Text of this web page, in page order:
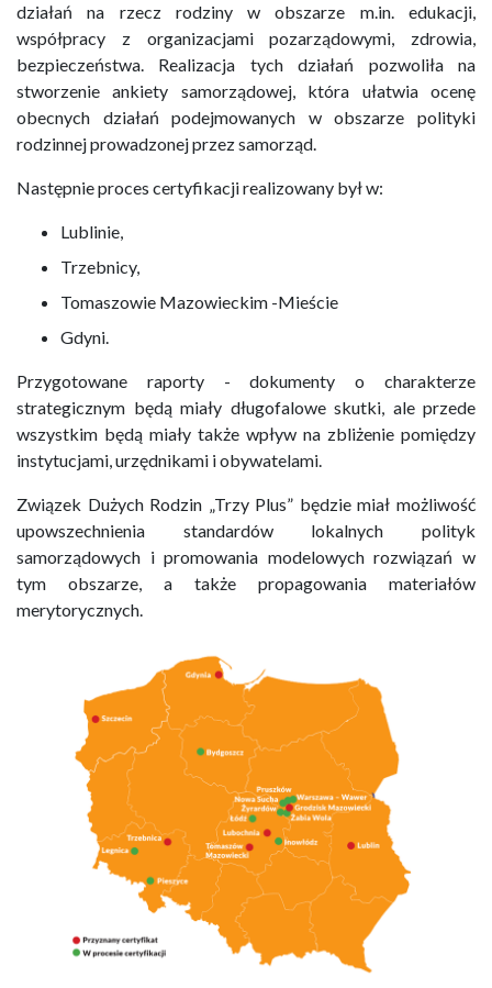
działań na rzecz rodziny w obszarze m.in. edukacji,
współpracy z organizacjami pozarządowymi, zdrowia,
bezpieczeństwa. Realizacja tych działań pozwoliła na
stworzenie ankiety samorządowej, która ułatwia ocenę
obecnych działań podejmowanych w obszarze polityki
rodzinnej prowadzonej przez samorząd.
Następnie proces certyfikacji realizowany był w:
Lublinie,
Trzebnicy,
Tomaszowie Mazowieckim -Mieście
Gdyni.
Przygotowane raporty - dokumenty o charakterze
strategicznym będą miały długofalowe skutki, ale przede
wszystkim będą miały także wpływ na zbliżenie pomiędzy
instytucjami, urzędnikami i obywatelami.
Związek Dużych Rodzin „Trzy Plus” będzie miał możliwość
upowszechnienia standardów lokalnych polityk
samorządowych i promowania modelowych rozwiązań w
tym obszarze, a także propagowania materiałów
merytorycznych.